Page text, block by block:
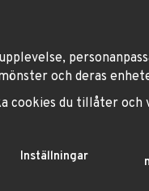
och deras
du tillåter och
Inställningar